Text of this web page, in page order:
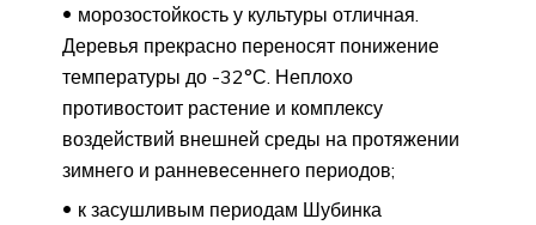
морозостойкость у культуры отличная.
Деревья прекрасно переносят понижение
температуры до -32°С. Неплохо
противостоит растение и комплексу
воздействий внешней среды на протяжении
зимнего и ранневесеннего периодов;
к засушливым периодам Шубинка